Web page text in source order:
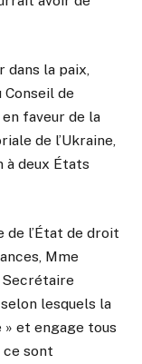
dans la paix,
de
faveur de la
de l’Ukraine,
à deux États
l’État de droit
Mme
Secrétaire
lesquels la
» et engage tous
ce sont